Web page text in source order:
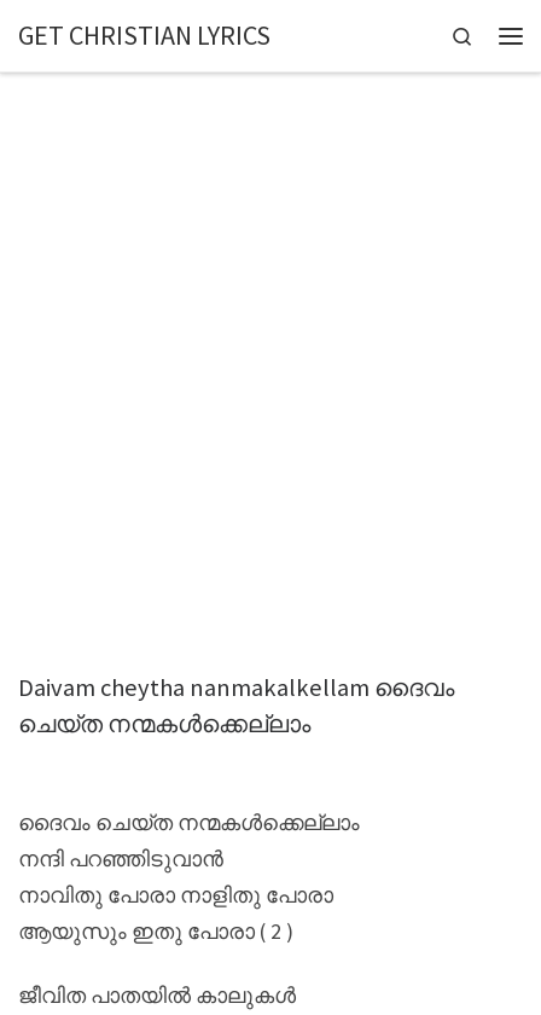
Skip to content
GET CHRISTIAN LYRICS Search
Daivam cheytha nanmakalkellam ദൈവം
ചെയ്ത നന്മകൾക്കെല്ലാം
ദൈവം ചെയ്ത നന്മകൾക്കെല്ലാം
നന്ദി പറഞ്ഞിടുവാൻ
നാവിതു പോരാ നാളിതു പോരാ
ആയുസും ഇതു പോരാ ( 2 )
ജീവിത പാതയിൽ കാലുകൾ